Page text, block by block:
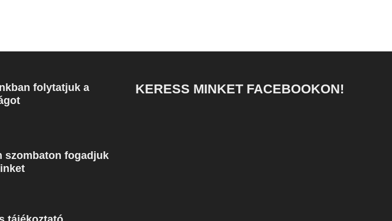
folytatjuk a
szombaton fogadjuk
KERESS MINKET FACEBOOKON!